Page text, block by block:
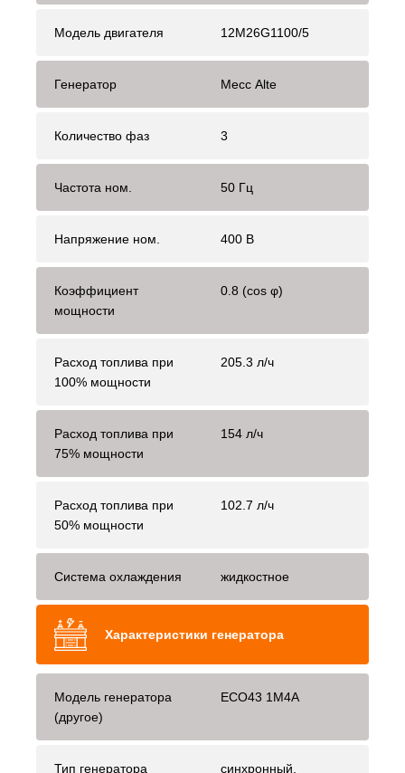
Модель двигателя 12M26G1100/5
Генератор Mecc Alte
Количество фаз 3
Частота ном. 50 Гц
Напряжение ном. 400 В
Коэффициент
мощности
0.8 (cos φ)
Расход топлива при
100% мощности
205.3 л/ч
Расход топлива при
75% мощности
154 л/ч
Расход топлива при
50% мощности
102.7 л/ч
Система охлаждения жидкостное
Характеристики генератора
Модель генератора
(другое)
ECO43 1M4A
Тип генератора
синхронный,